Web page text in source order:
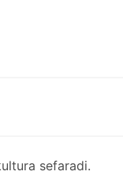
sefaradi.